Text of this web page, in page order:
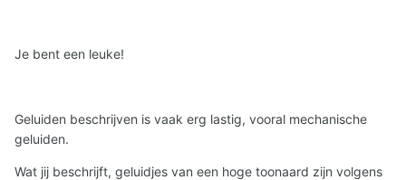
Je bent een leuke!
Geluiden beschrijven is vaak erg lastig, vooral mechanische
geluiden.
Wat jij beschrijft, geluidjes van een hoge toonaard zijn volgens